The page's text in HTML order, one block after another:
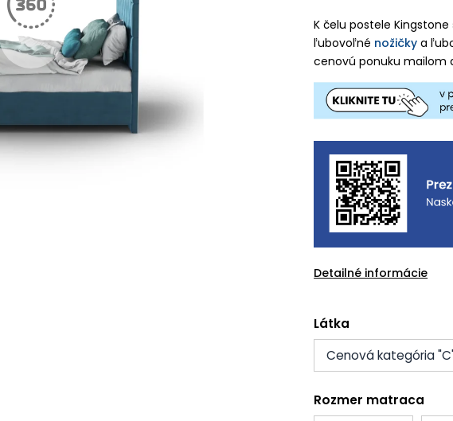
K čelu postele
ľubovoľné nožičky a
cenovú ponuku mailom
Detailné informácie
Látka
Cenová kategória
Rozmer matraca